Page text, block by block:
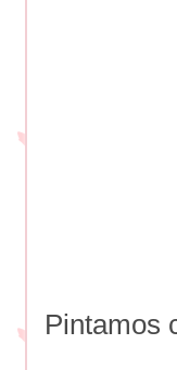
Pintamos